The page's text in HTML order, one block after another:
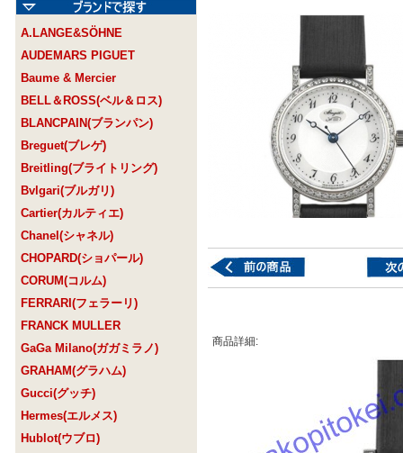
A.LANGE&SÖHNE
AUDEMARS PIGUET
Baume & Mercier
BELL＆ROSS(ベル＆ロス)
BLANCPAIN(ブランパン)
Breguet(ブレゲ)
Breitling(ブライトリング)
Bvlgari(ブルガリ)
Cartier(カルティエ)
Chanel(シャネル)
CHOPARD(ショパール)
CORUM(コルム)
FERRARI(フェラーリ)
FRANCK MULLER
GaGa Milano(ガガミラノ)
GRAHAM(グラハム)
Gucci(グッチ)
Hermes(エルメス)
Hublot(ウブロ)
商品詳細: